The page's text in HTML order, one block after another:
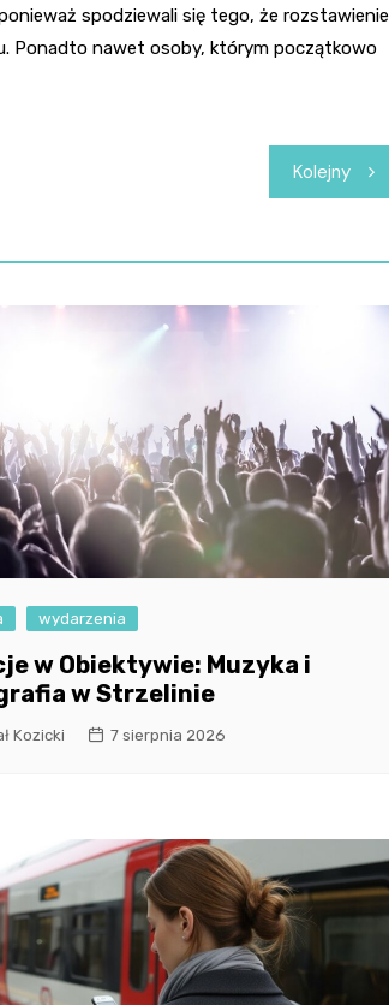
spodziewali się tego, że rozstawienie
Ponadto nawet osoby, którym początkowo
Kolejny
wydarzenia
w Obiektywie: Muzyka i
w Strzelinie
Kozicki 7 sierpnia 2026